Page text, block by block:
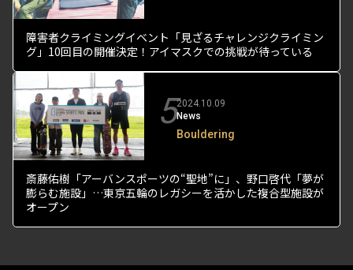
障害者クライミングイベント「見ざるチャレンジクライミン
グ」10回目の開催決定！アイマスクでの挑戦が待っている
52024.10.09
News
Bouldering
斎藤佑樹「アーバンスポーツの“聖地”に」、野口啓代「夢が
膨らむ施設」…東京五輪のレガシーを活かした複合型施設が
オープン